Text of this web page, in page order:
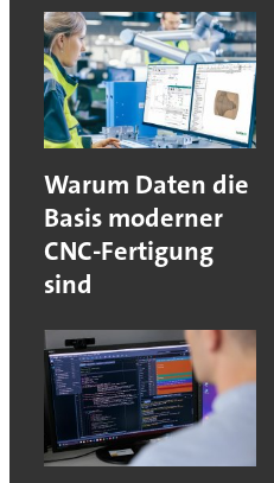
Warum Daten die
Basis moderner
CNC-Fertigung
sind